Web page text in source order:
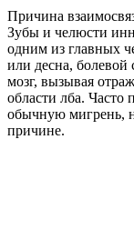
Причина
Зубы и челюсти
одним из главных
или десна, болевой
мозг, вызывая
области лба.
обычную мигрень,
причине.